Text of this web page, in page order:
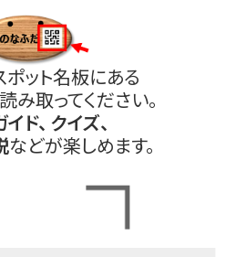
ポット名板にある
み取ってください。
ド、 クイズ、
などが楽しめます。